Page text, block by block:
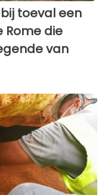
toeval een
Rome die
van